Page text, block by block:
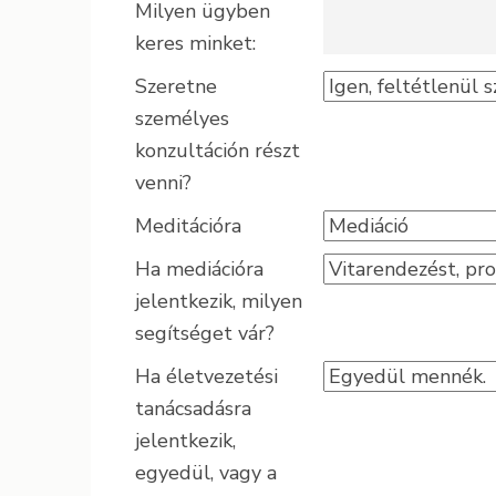
Milyen ügyben
keres minket:
Szeretne
személyes
konzultáción részt
venni?
Meditációra
Ha mediációra
jelentkezik, milyen
segítséget vár?
Ha életvezetési
tanácsadásra
jelentkezik,
egyedül, vagy a